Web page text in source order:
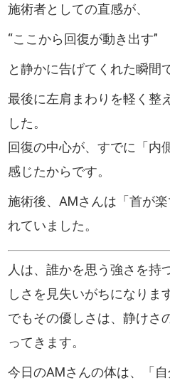
施術者としての直感が、
“ここから回復が動き出す”
と静かに告げてくれた瞬間
最後に左肩まわりを軽く整
した。
回復の中心が、すでに「内
感じたからです。
施術後、AMさんは「首が
れていました。
人は、誰かを思う強さを持
しさを見失いがちになりま
でもその優しさは、静けさ
ってきます。
今日のAMさんの体は、「